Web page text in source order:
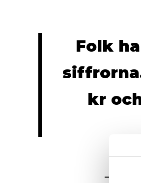
Folk
kr